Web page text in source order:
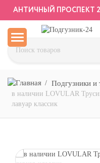
АНТИЧНЫЙ ПРОСПЕКТ
Подгузники и
в наличии LOVULAR
лавуар классик